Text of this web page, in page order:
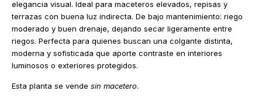
elegancia visual. Ideal para maceteros elevados, repisas y
terrazas con buena luz indirecta. De bajo mantenimiento: riego
moderado y buen drenaje, dejando secar ligeramente entre
riegos. Perfecta para quienes buscan una colgante distinta,
moderna y sofisticada que aporte contraste en interiores
luminosos o exteriores protegidos.
Esta planta se vende sin macetero.